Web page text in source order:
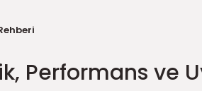
Performans ve